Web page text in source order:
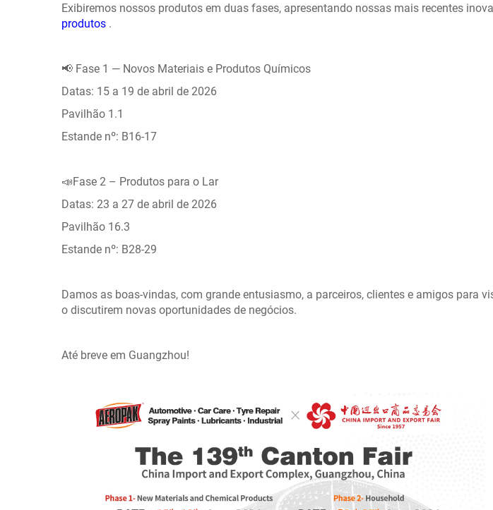
Exibiremos nossos produtos em duas fases, apresentando nossas mais recentes
produtos .
📢 Fase 1 — Novos Materiais e Produtos Químicos
Datas: 15 a 19 de abril de 2026
Pavilhão 1.1
Estande nº: B16-17
📣Fase 2 – Produtos para o Lar
Datas: 23 a 27 de abril de 2026
Pavilhão 16.3
Estande nº: B28-29
Damos as boas-vindas, com grande entusiasmo, a parceiros, clientes e amigos para
o discutirem novas oportunidades de negócios.
Até breve em Guangzhou!